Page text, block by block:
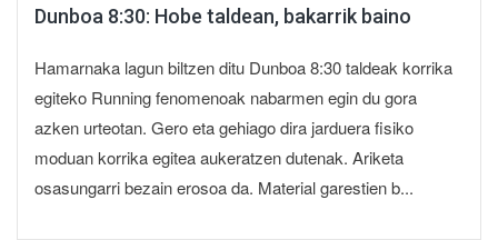
Dunboa 8:30: Hobe taldean, bakarrik baino
Hamarnaka lagun biltzen ditu Dunboa 8:30 taldeak korrika
egiteko Running fenomenoak nabarmen egin du gora
azken urteotan. Gero eta gehiago dira jarduera fisiko
moduan korrika egitea aukeratzen dutenak. Ariketa
osasungarri bezain erosoa da. Material garestien b...